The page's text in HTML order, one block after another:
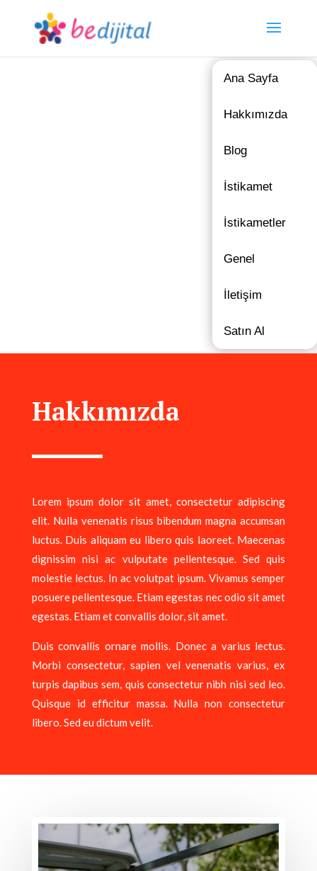
Ana Sayfa
Hakkımızda
Blog
İstikamet
İstikametler
Genel
İletişim
Satın Al
Hakkımızda
Lorem ipsum dolor sit amet, consectetur adipiscing
elit. Nulla venenatis risus bibendum magna accumsan
luctus. Duis aliquam eu libero quis laoreet. Maecenas
dignissim nisi ac vulputate pellentesque. Sed quis
molestie lectus. In ac volutpat ipsum. Vivamus semper
posuere pellentesque. Etiam egestas nec odio sit amet
egestas. Etiam et convallis dolor, sit amet.
Duis convallis ornare mollis. Donec a varius lectus.
Morbi consectetur, sapien vel venenatis varius, ex
turpis dapibus sem, quis consectetur nibh nisi sed leo.
Quisque id efficitur massa. Nulla non consectetur
libero. Sed eu dictum velit.